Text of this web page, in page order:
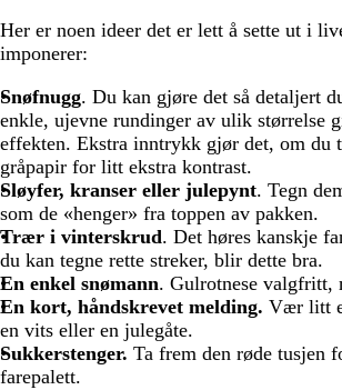
Her er noen ideer det er lett å sette ut i
imponerer:
Snøfnugg. Du kan gjøre det så detaljert
enkle, ujevne rundinger av ulik størrelse
effekten. Ekstra inntrykk gjør det, om du
gråpapir for litt ekstra kontrast.
Sløyfer, kranser eller julepynt. Tegn
som de «henger» fra toppen av pakken.
Trær i vinterskrud. Det høres kanskje
du kan tegne rette streker, blir dette bra.
En enkel snømann. Gulrotnese valgfritt,
En kort, håndskrevet melding. Vær litt
en vits eller en julegåte.
Sukkerstenger. Ta frem den røde tusjen
farepalett.